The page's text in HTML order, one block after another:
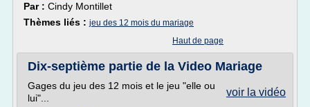
Par : Cindy Montillet
Thèmes liés : jeu des 12 mois du mariage
Haut de page
Dix-septième partie de la Video Mariage
voir la vidéo
Gages du jeu des 12 mois et le jeu "elle ou
lui"...